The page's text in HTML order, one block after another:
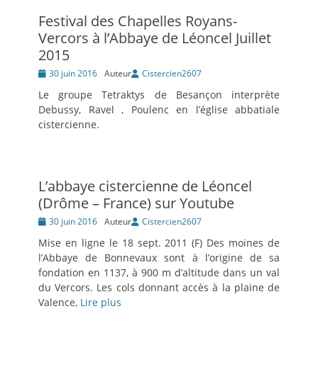
Festival des Chapelles Royans-
Vercors à l’Abbaye de Léoncel Juillet
2015
Posté30 juin 2016 Auteur Cistercien2607
Le groupe Tetraktys de Besançon interprète
Debussy, Ravel , Poulenc en l’église abbatiale
cistercienne.
L’abbaye cistercienne de Léoncel
(Drôme – France) sur Youtube
Posté30 juin 2016 Auteur Cistercien2607
Mise en ligne le 18 sept. 2011 (F) Des moines de
l’Abbaye de Bonnevaux sont à l’origine de sa
fondation en 1137, à 900 m d’altitude dans un val
du Vercors. Les cols donnant accès à la plaine de
Valence, Lire plus